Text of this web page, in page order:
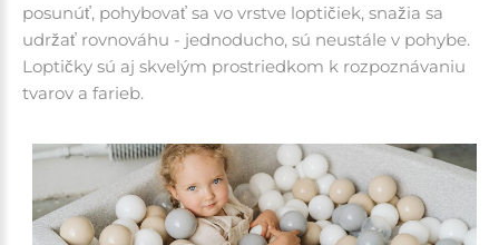
posunúť, pohybovať sa vo vrstve loptičiek, snažia sa
udržať rovnováhu - jednoducho, sú neustále v pohybe.
Loptičky sú aj skvelým prostriedkom k rozpoznávaniu
tvarov a farieb.